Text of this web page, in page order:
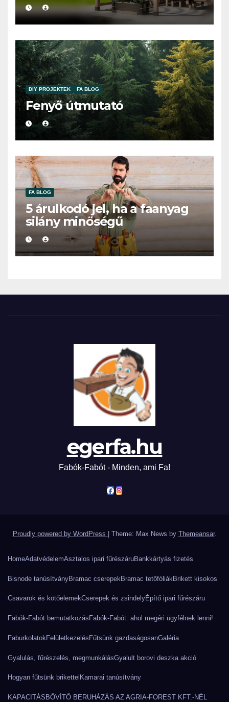
DIY PROJEKTEK FA BLOG
Fenyő útmutató
FA BLOG
5 árulkodó jel, ha a faanyag
silány minőségű
egerfa.hu
Fabók-Fabót - Minden, ami Fa!
Proudly powered by WordPress Theme: Max News by Themeansar.
HomeAdatvédelemAsztalos ipari fűrészáruBankkártyás fizetés
Bisnode tanúsítványBramac cserepekBramac tetőfóliákBrikett kisokos
Csavarok és kötőelemekCserepek és zsindelyÉpítő ipari fűrészáru
Fabók-Fabót bemutatkozás Fabók-Fabót: ahol megéri ügyfélnek lenni!
Faburkolatok Felületkezelés Fűtsünk gazdaságosanGaléria
Gyalulás, fűrészelés, megmunkálásGyalult borovi deszka akció
Hogyan fűtsünk brikettel Kamarai tanúsítvány
KAPACITÁSBŐVÍTŐ BERUHÁZÁS AZ AGRIA-FOREST KFT.-NÉL